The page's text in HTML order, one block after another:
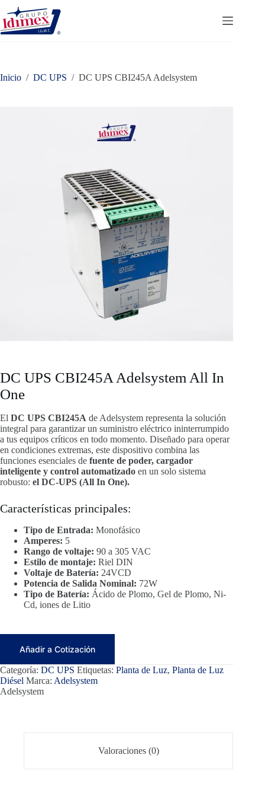
Saltar
contenido
Inicio / DC UPS / DC UPS CBI245A Adelsystem
DC UPS CBI245A Adelsystem All In
One
El DC UPS CBI245A de Adelsystem representa la solución
integral para garantizar un suministro eléctrico ininterrumpido
a tus equipos críticos en todo momento. Diseñado para operar
en condiciones extremas, este dispositivo combina las
funciones esenciales de fuente de poder, cargador
inteligente y control automatizado en un solo sistema
robusto: el DC-UPS (All In One).
Características principales:
Tipo de Entrada: Monofásico
Amperes: 5
Rango de voltaje: 90 a 305 VAC
Estilo de montaje: Riel DIN
Voltaje de Batería: 24VCD
Potencia de Salida Nominal: 72W
Tipo de Batería: Ácido de Plomo, Gel de Plomo, Ni-
Cd, iones de Litio
Añadir a Cotización
Categoría: DC UPS Etiquetas: Planta de Luz, Planta de Luz
Diésel Marca: Adelsystem
Adelsystem
Valoraciones (0)